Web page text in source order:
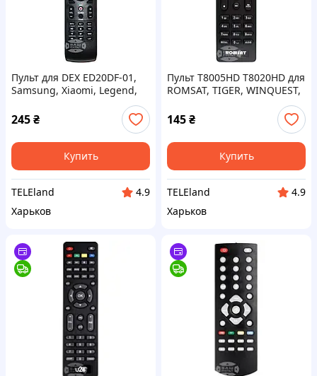
Пульт для DEX ED20DF-01,
Samsung, Xiaomi, Legend,
телевизора
245₴
Купить
TELEland
4.9
Харьков
Пульт T8005HD T8020HD для
ROMSAT, TIGER, WINQUEST,
тюнера
145₴
Купить
TELEland
4.9
Харьков